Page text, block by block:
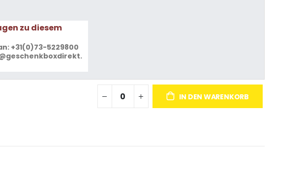
zu diesem
+31(0)73-5229800
IN DEN WARENKORB